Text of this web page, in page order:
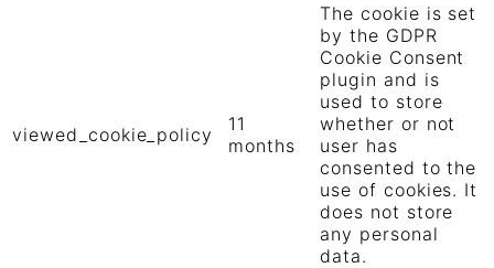
viewed_cookie_policy
11
months
The cookie is set
by the GDPR
Cookie Consent
plugin and is
used to store
whether or not
user has
consented to the
use of cookies. It
does not store
any personal
data.